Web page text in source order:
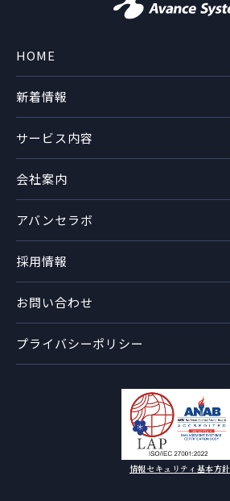
HOME
サービス内容
会社案内
採用情報
アバンセラボ
新着情報
お問い合わせ
プライバシーポリシー
情報セキュリティ基本方針